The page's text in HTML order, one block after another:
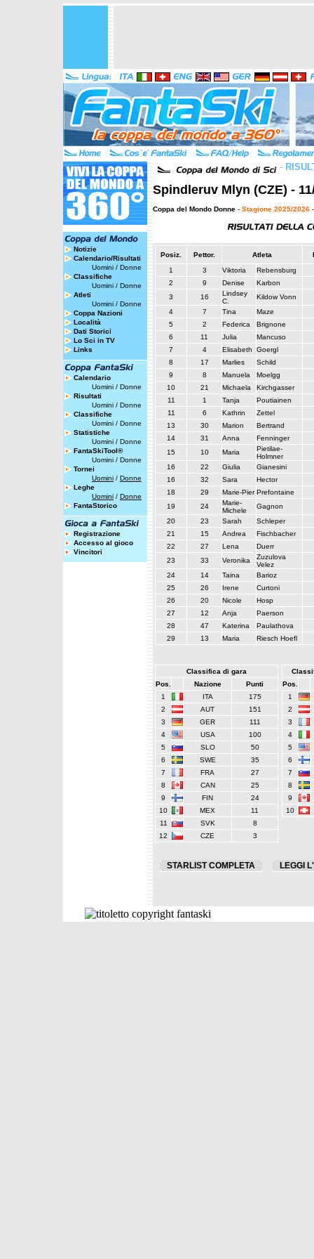
Notizie
Calendario/Risultati
Uomini / Donne
Classifiche
Uomini / Donne
Atleti
Uomini / Donne
Coppa Nazioni
Località
Dati Storici
Lo Sci in TV
Links
Calendario
Uomini / Donne
Risultati
Uomini / Donne
Classifiche
Uomini / Donne
Statistiche
Uomini / Donne
FantaSkiTool®
Uomini / Donne
Tornei
Uomini / Donne
Leghe
Uomini / Donne
FantaStorico
Registrazione
Accesso al gioco
Vincitori
-
Spindleruv Mlyn (CZE) -
Coppa del Mondo Donne - Stagione 2025/2026
Posiz. Pettor. Atleta
1
3 Viktoria
Rebensburg
2
9 Denise
Karbon
3
16
Lindsey
C.
Kildow Vonn
4
7 Tina
Maze
5
2 Federica
Brignone
6
11 Julia
Mancuso
7
4 Elisabeth
Goergl
8
17 Marlies
Schild
9
8 Manuela
Moelgg
10
21 Michaela
Kirchgasser
11
1 Tanja
Poutiainen
11
6 Kathrin
Zettel
13
30 Marion
Bertrand
14
31 Anna
Fenninger
15
10 Maria
Pietilae-
Holmner
16
22 Giulia
Gianesini
16
32 Sara
Hector
18
29 Marie-Pier Prefontaine
19
24
Marie-
Michele
Gagnon
20
23 Sarah
Schleper
21
15 Andrea
Fischbacher
22
27 Lena
Duerr
23
33 Veronika
Zuzulova
Velez
24
14 Taina
Barioz
25
26 Irene
Curtoni
26
20 Nicole
Hosp
27
12 Anja
Paerson
28
47 Katerina
Paulathova
29
13 Maria Riesch Hoefl
Classifica di gara
Pos.
Nazione
Punti
1
ITA
175
2
AUT
151
3
GER
111
4
USA
100
5
SLO
50
6
SWE
35
7
FRA
27
8
CAN
25
9
FIN
24
10
MEX
11
11
SVK
8
12
CZE 3
Pos.
1
2
3
4
5
6
7
8
9
10
STARLIST COMPLETA LEGGI